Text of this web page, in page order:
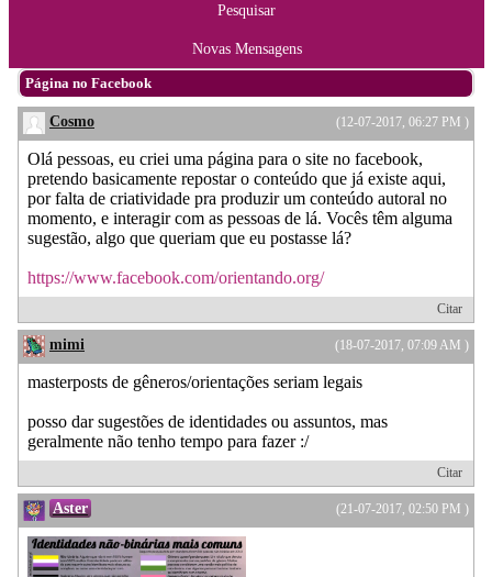
Pesquisar
Novas Mensagens
Página no Facebook
(12-07-2017, 06:27 PM )
Cosmo
Olá pessoas, eu criei uma página para o site no facebook,
pretendo basicamente repostar o conteúdo que já existe aqui,
por falta de criatividade pra produzir um conteúdo autoral no
momento, e interagir com as pessoas de lá. Vocês têm alguma
sugestão, algo que queriam que eu postasse lá?
https://www.facebook.com/orientando.org/
Citar
(18-07-2017, 07:09 AM )
mimi
masterposts de gêneros/orientações seriam legais
posso dar sugestões de identidades ou assuntos, mas
geralmente não tenho tempo para fazer :/
Citar
(21-07-2017, 02:50 PM )
Aster